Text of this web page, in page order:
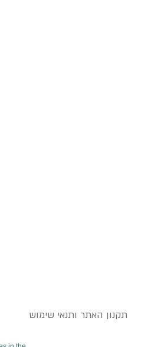
תקנון האתר ותנאי שימוש